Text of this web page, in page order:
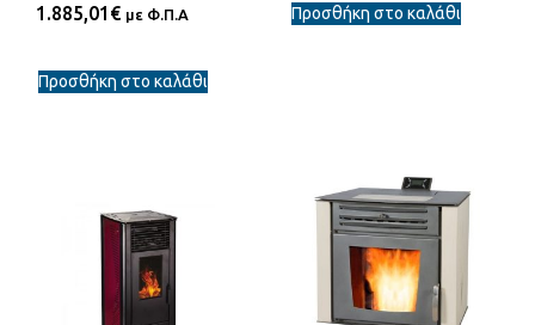
1.885,01 € με Φ.Π.Α
Προσθήκη στο καλάθι
Προσθήκη στο καλάθι